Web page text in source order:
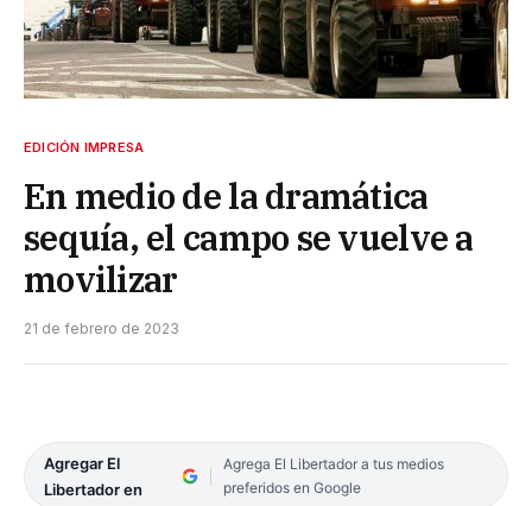
EDICIÓN IMPRESA
En medio de la dramática
sequía, el campo se vuelve a
movilizar
21 de febrero de 2023
Agregar El
Libertador en
Agrega El Libertador a tus medios
preferidos en Google